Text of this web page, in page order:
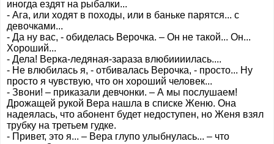
иногда ездят на рыбалки...
- Ага, или ходят в походы, или в баньке парятся... с
девочками...
- Да ну вас, - обиделась Верочка. – Он не такой... Он...
Хороший...
- Дела! Верка-ледяная-зараза влюбиииилась....
- Не влюбилась я, - отбивалась Верочка, - просто... Ну
просто я чувствую, что он хороший человек...
- Звони! – приказали девчонки. – А мы послушаем!
Дрожащей рукой Вера нашла в списке Женю. Она
надеялась, что абонент будет недоступен, но Женя взял
трубку на третьем гудке.
- Привет, это я... – Вера глупо улыбнулась... – что